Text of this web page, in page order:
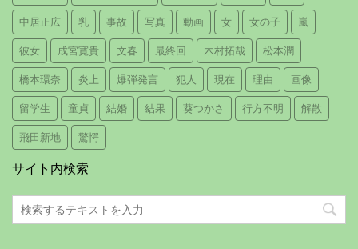
中居正広 乳 事故 写真 動画 女 女の子 嵐
彼女 成宮寛貴 文春 最終回 木村拓哉 松本潤
橋本環奈 炎上 爆弾発言 犯人 現在 理由 画像
留学生 童貞 結婚 結果 葵つかさ 行方不明 解散
飛田新地 驚愕
サイト内検索